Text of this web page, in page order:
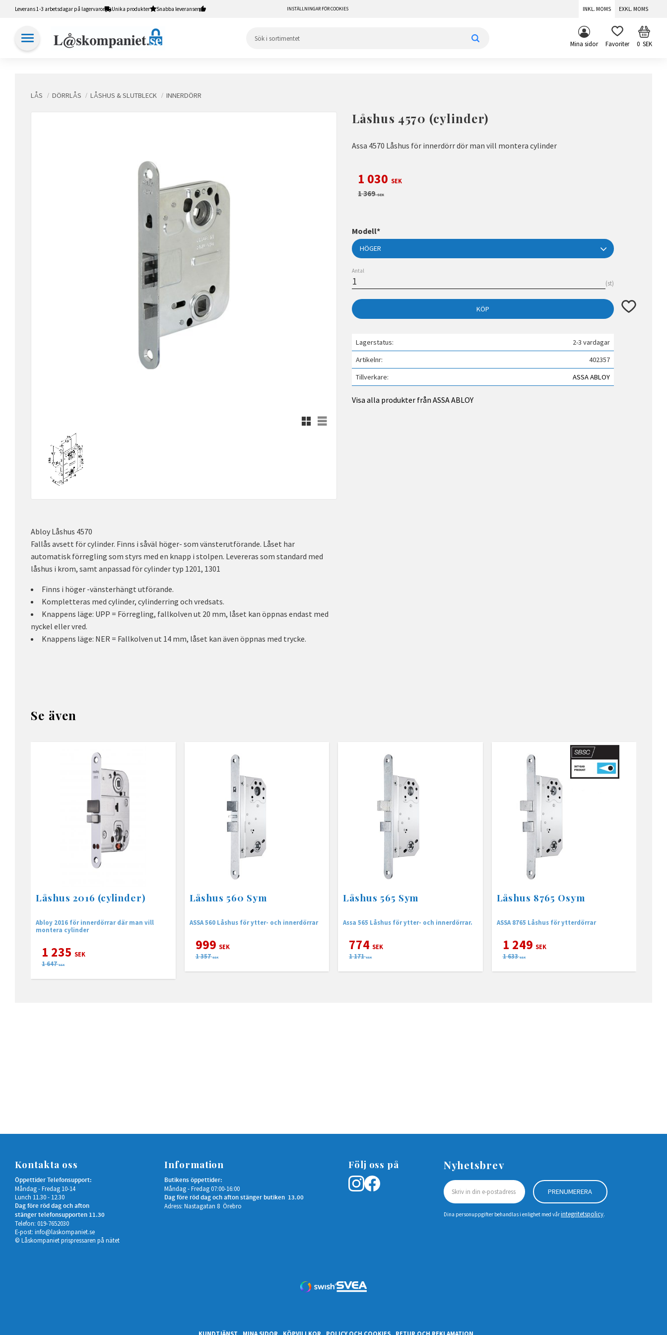
Leverans 1-3 arbetsdagar på lagervaror Unika produkter Snabba leveranser INSTÄLLNINGAR FÖR COOKIES INKL. MOMS EXKL. MOMS
Mina sidor FAVORITER 0SEK
LÅS DÖRRLÅS LÅSHUS & SLUTBLECK INNERDÖRR
Låshus 4570 (cylinder)
Assa 4570 Låshus för innerdörr dör man vill montera cylinder
Rutnätsvy
Listvy
Nedsatt pris:
1 030 SEK
Ordinarie pris:
1 369SEK
Modell*
Antal
st
KÖP Lägg till i
Lagerstatus
2-3 vardagar
Artikelnr
402357
Tillverkare
ASSA ABLOY
Visa alla produkter från ASSA ABLOY
Abloy Låshus 4570
Fallås avsett för cylinder. Finns i såväl höger- som vänsterutförande. Låset har
automatisk förregling som styrs med en knapp i stolpen. Levereras som standard med
låshus i krom, samt anpassad för cylinder typ 1201, 1301
Finns i höger -vänsterhängt utförande.
Kompletteras med cylinder, cylinderring och vredsats.
Knappens läge: UPP = Förregling, fallkolven ut 20 mm, låset kan öppnas endast med
nyckel eller vred.
Knappens läge: NER = Fallkolven ut 14 mm, låset kan även öppnas med trycke.
Se även
Låshus 2016 (cylinder)
Abloy 2016 för innerdörrar där man vill
montera cylinder
1 235 SEK
1 647 SEK
Låshus 560 Sym
ASSA 560 Låshus för ytter- och innerdörrar
999 SEK
1 357 SEK
Låshus 565 Sym
Assa 565 Låshus för ytter- och innerdörrar.
774 SEK
1 171 SEK
Låshus 8765 Osym
ASSA 8765 Låshus för ytterdörrar
1 249 SEK
1 633 SEK
Kontakta oss
Öppettider Telefonsupport:
Måndag - Fredag 10-14
Lunch 11.30 - 12.30
Dag före röd dag och afton
stänger telefonsupporten 11.30
Telefon: 019-7652030
E-post: info@laskompaniet.se
© Låskompaniet prispressaren på nätet
Information
Butikens öppettider:
Måndag - Fredag 07:00-16:00
Dag före röd dag och afton stänger butiken 13.00
Adress: Nastagatan 8 Örebro
Följ oss på Nyhetsbrev
PRENUMERERA
Dina personuppgifter behandlas i enlighet med vårintegritetspolicy.